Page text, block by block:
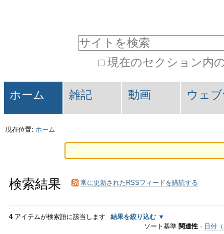
ツ
飛
ナ
ビ
ゲ
ル
ー
現在のセクション内
細
索
セ
シ
ホーム 雑記 動画 ウェ
現在位置: ホーム
検索結果 常に更新されたRSSフィードを購読する
4アイテムが検索語に該当します
結果を絞り込む
ソート基準 関連性 · 日付